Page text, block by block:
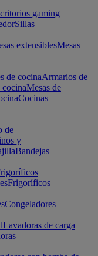
gaming
Sillas
extensiblesMesas
de cocinaArmarios de
cocinaMesas de
Cocinas
de
y
Bandejas
Frigoríficos
Congeladores
Lavadoras de carga